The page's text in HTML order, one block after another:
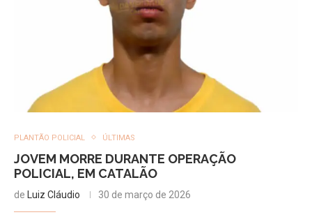
PLANTÃO POLICIAL ÚLTIMAS
JOVEM MORRE DURANTE OPERAÇÃO
POLICIAL, EM CATALÃO
de Luiz Cláudio 30 de março de 2026